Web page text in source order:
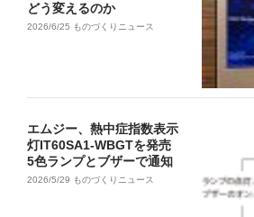
どう変えるのか
2026/6/25 ものづくりニュース
エムジー、熱中症指数表示
灯IT60SA1-WBGTを発売
5色ランプとブザーで通知
2026/5/29 ものづくりニュース